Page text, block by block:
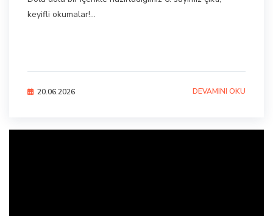
keyifli okumalar!...
20.06.2026 DEVAMINI OKU